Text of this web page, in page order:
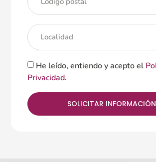
He leído, entiendo y acepto el
Privacidad.
SOLICITAR INFORMACIÓN